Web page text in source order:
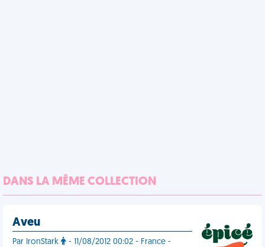
DANS LA MÊME COLLECTION
Aveu
Par IronStark
- 11/08/2012 00:02 - France -